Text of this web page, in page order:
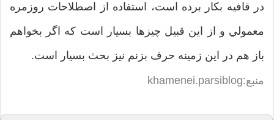
در قافيه بکار برده است، استفاده از اصطلاحات روزمره
معمولي و از اين قبيل چيزها بسيار است که اگر بخواهم
باز هم در اين زمينه حرف بزنم نيز بحث بسيار است.
منبع:khamenei.parsiblog